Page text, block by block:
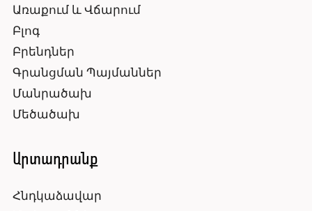
Առաքում և Վճարում
Բլոգ
Բրենդներ
Գրանցման Պայմաններ
Մանրածախ
Մեծածախ
Արտադրանք
Հնդկաձավար